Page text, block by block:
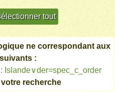
ne correspondant aux
:
Islande∨der=spec_c_order
recherche